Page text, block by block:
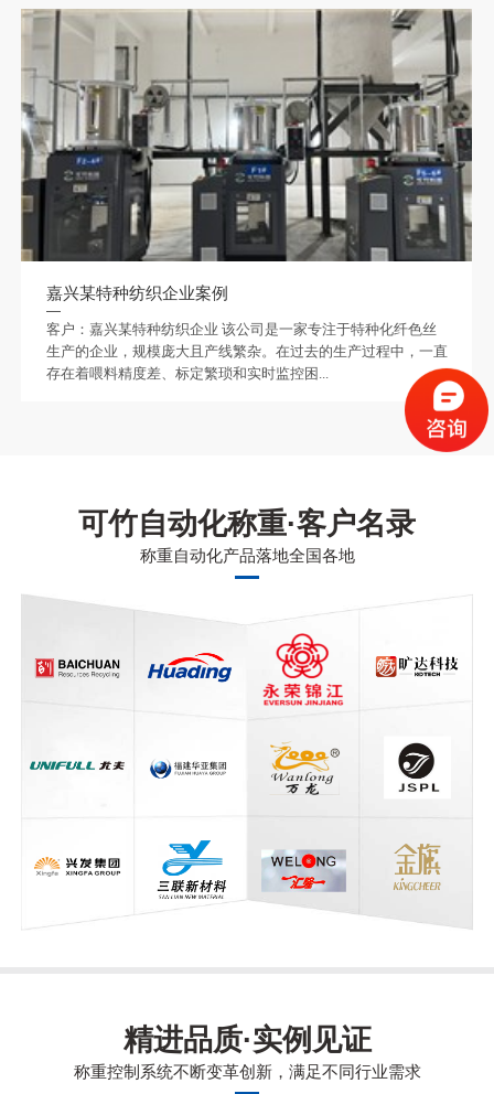
嘉兴某特种纺织企业案例
客户：嘉兴某特种纺织企业 该公司是一家专注于特种化纤色丝
生产的企业，规模庞大且产线繁杂。在过去的生产过程中，一直
存在着喂料精度差、标定繁琐和实时监控困...
可竹自动化称重·客户名录
称重自动化产品落地全国各地
精进品质·实例见证
称重控制系统不断变革创新，满足不同行业需求